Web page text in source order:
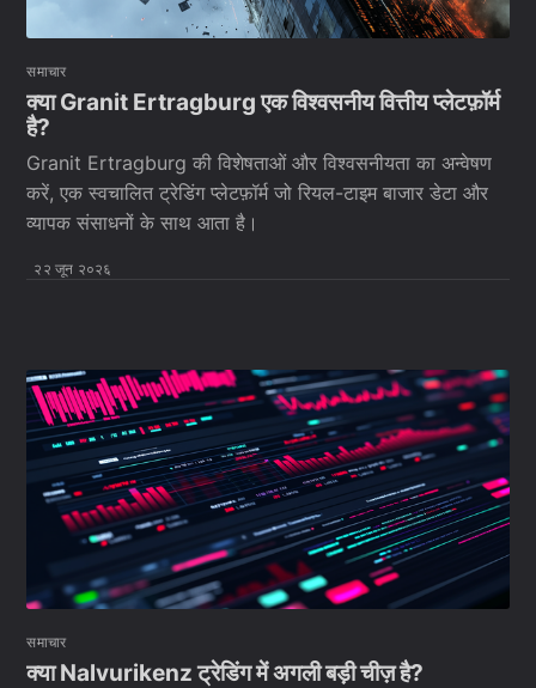
समाचार
क्या Granit Ertragburg एक विश्वसनीय वित्तीय प्लेटफ़ॉर्म
है?
Granit Ertragburg की विशेषताओं और विश्वसनीयता का अन्वेषण
करें, एक स्वचालित ट्रेडिंग प्लेटफ़ॉर्म जो रियल-टाइम बाजार डेटा और
व्यापक संसाधनों के साथ आता है।
२२ जून २०२६
समाचार
क्या Nalvurikenz ट्रेडिंग में अगली बड़ी चीज़ है?